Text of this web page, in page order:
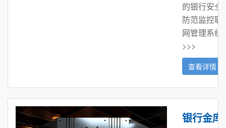
的银行安全
防范监控联
网管理系统
>>>
查看详情
银行金库